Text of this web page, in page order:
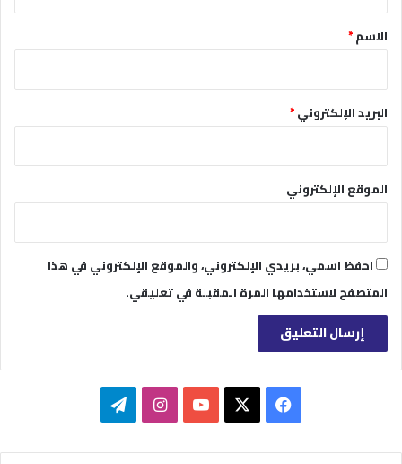
*الاسم*
البريد الإلكتروني*
الموقع الإلكتروني
احفظ اسمي، بريدي الإلكتروني، والموقع الإلكتروني في هذا
المتصفح لاستخدامها المرة المقبلة في تعليقي.
فيسبوك ‫YouTubeانستقرامتيلقرام